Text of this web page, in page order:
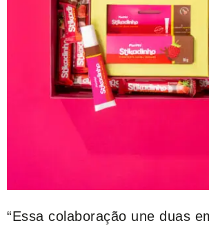
“Essa colaboração une duas